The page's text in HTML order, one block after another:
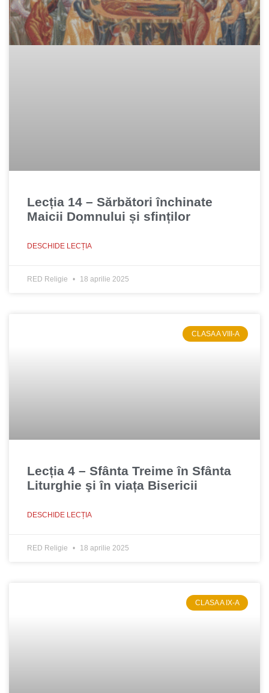
Lecția 14 – Sărbători închinate
Maicii Domnului și sfinților
DESCHIDE LECȚIA
RED Religie 18 aprilie 2025
CLASA A VIII-A
Lecția 4 – Sfânta Treime în Sfânta
Liturghie şi în viața Bisericii
DESCHIDE LECȚIA
RED Religie 18 aprilie 2025
CLASA A IX-A